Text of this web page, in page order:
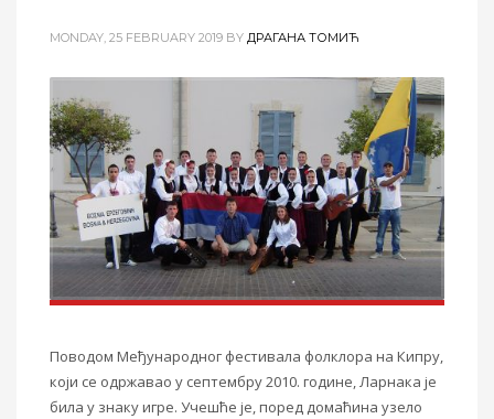
MONDAY, 25 FEBRUARY 2019 BY ДРАГАНА ТОМИЋ
Поводом Међународног фестивала фолклора на Кипру,
који се одржавао у септембру 2010. године, Ларнака је
била у знаку игре. Учешће је,поред домаћина узело